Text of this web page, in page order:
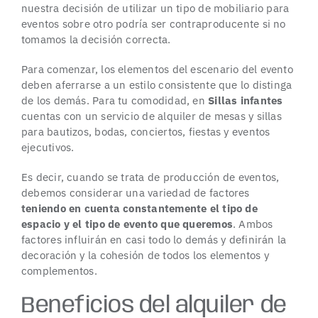
nuestra decisión de utilizar un tipo de mobiliario para
eventos sobre otro podría ser contraproducente si no
tomamos la decisión correcta.
Para comenzar, los elementos del escenario del evento
deben aferrarse a un estilo consistente que lo distinga
de los demás. Para tu comodidad, enSillas infantes
cuentas con un servicio de alquiler de mesas y sillas
para bautizos, bodas, conciertos, fiestas y eventos
ejecutivos.
Es decir, cuando se trata de producción de eventos,
debemos considerar una variedad de factores
teniendo en cuenta constantemente el tipo de
espacio y el tipo de evento que queremos. Ambos
factores influirán en casi todo lo demás y definirán la
decoración y la cohesión de todos los elementos y
complementos.
Beneficios del alquiler de